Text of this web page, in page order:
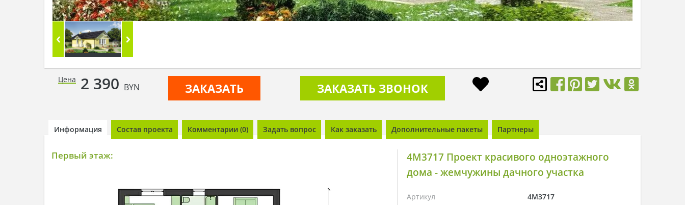
Цена 2 390 BYN ЗАКАЗАТЬ ЗАКАЗАТЬ ЗВОНОК
Информация Состав проекта Комментарии (0) Задать вопрос Как заказать Дополнительные пакеты Партнеры
Первый этаж:
4M3717 Проект красивого одноэтажного
дома - жемчужины дачного участка
Артикул
4M3717